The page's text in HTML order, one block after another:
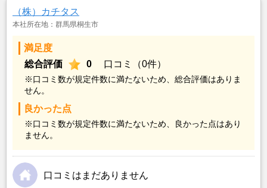
も空き家の状態で不動産を残しておけないと考えて売却
を決めた。
（株）カチタス
本社所在地：群馬県桐生市
満足度
総合評価
0 口コミ（0件）
※口コミ数が規定件数に満たないため、総合評価はありま
せん。
良かった点
※口コミ数が規定件数に満たないため、良かった点はあり
ません。
口コミはまだありません